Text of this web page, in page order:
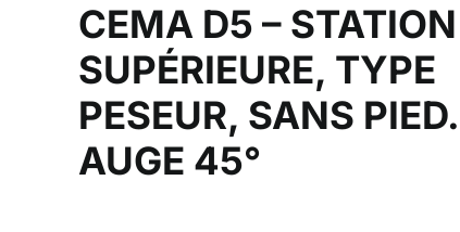
CEMA D5 – STATION
SUPÉRIEURE, TYPE
PESEUR, SANS PIED.
AUGE 45°